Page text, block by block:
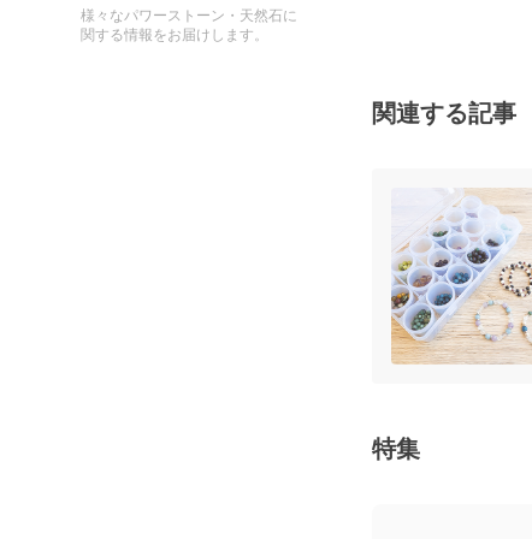
様々なパワーストーン・天然石に
関する情報をお届けします。
関連する記事
特集